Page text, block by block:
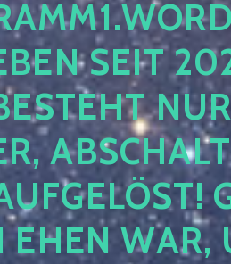
SEIT 2024
NUR
WAR,